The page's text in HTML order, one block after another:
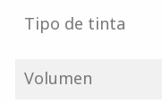
Tipo de tinta
Volumen